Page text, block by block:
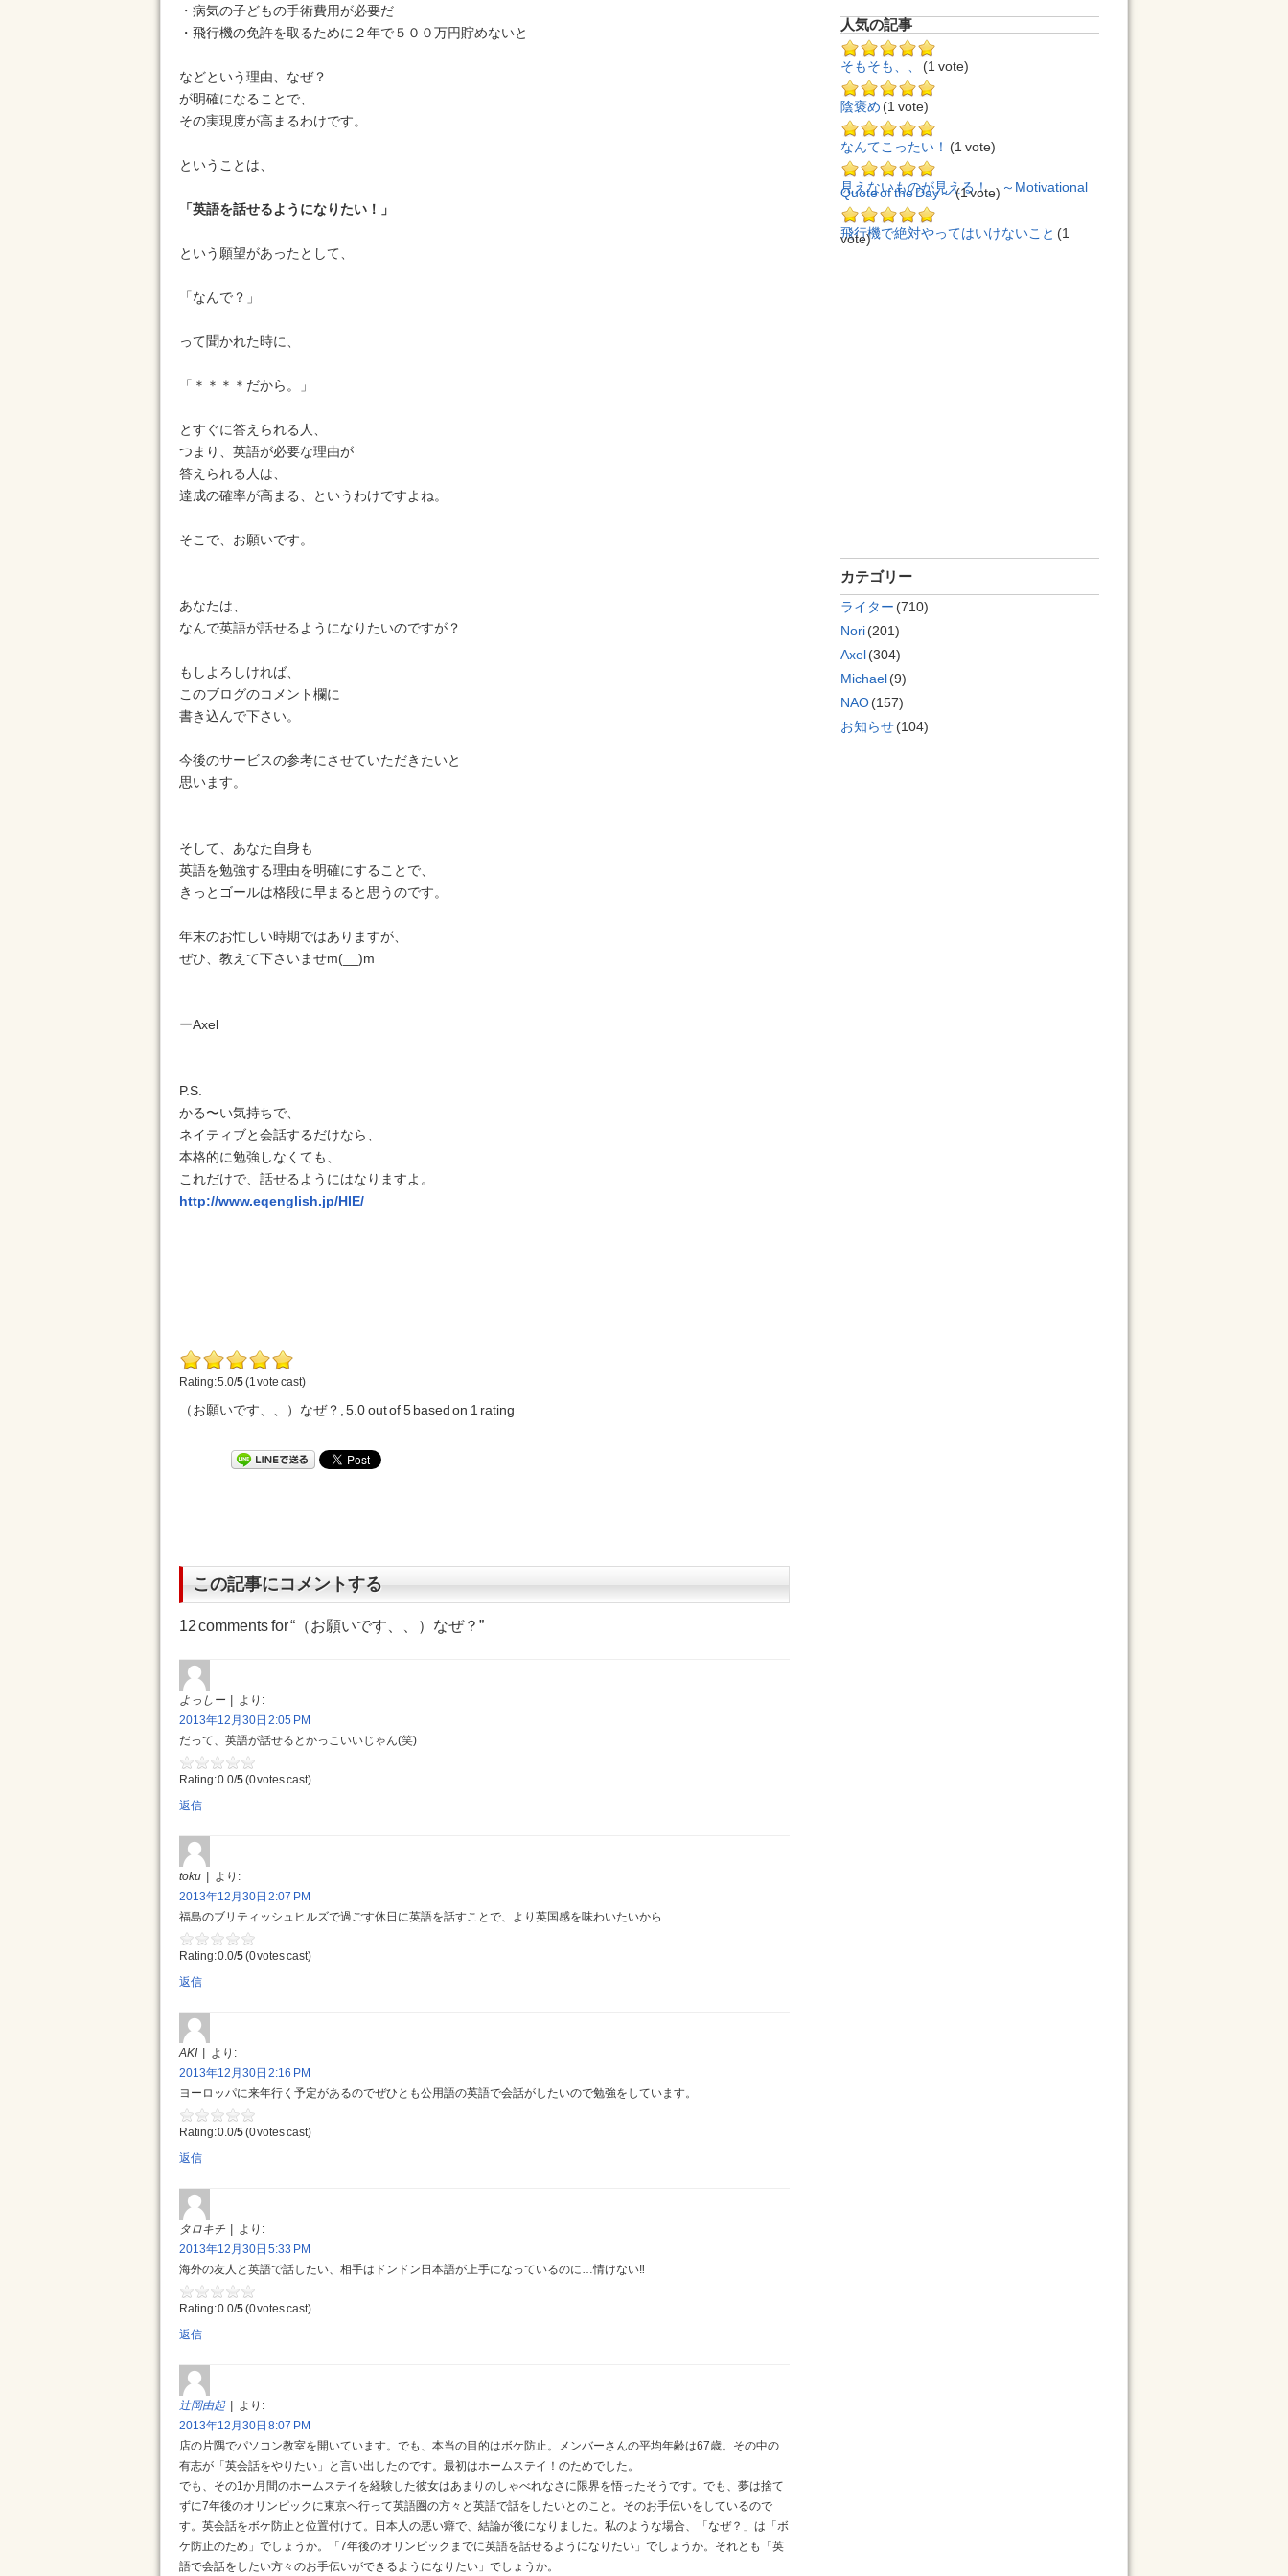
・病気の子どもの手術費用が必要だ
・飛行機の免許を取るために２年で５００万円貯めないと
などという理由、なぜ？
が明確になることで、
その実現度が高まるわけです。
ということは、
「英語を話せるようになりたい！」
という願望があったとして、
「なんで？」
って聞かれた時に、
「＊＊＊＊だから。」
とすぐに答えられる人、
つまり、英語が必要な理由が
答えられる人は、
達成の確率が高まる、というわけですよね。
そこで、お願いです。
あなたは、
なんで英語が話せるようになりたいのですが？
もしよろしければ、
このブログのコメント欄に
書き込んで下さい。
今後のサービスの参考にさせていただきたいと
思います。
そして、あなた自身も
英語を勉強する理由を明確にすることで、
きっとゴールは格段に早まると思うのです。
年末のお忙しい時期ではありますが、
ぜひ、教えて下さいませm(__)m
ーAxel
P.S.
かる〜い気持ちで、
ネイティブと会話するだけなら、
本格的に勉強しなくても、
これだけで、話せるようにはなりますよ。
http://www.eqenglish.jp/HIE/
Rating: 5.0/5(1 vote cast)
（お願いです、、）なぜ？ ,5.0out of5based on 1 rating
この記事にコメントする
12 comments for “ （お願いです、、）なぜ？”
よっしー
より:
2013年12月30日 2:05 PM
だって、英語が話せるとかっこいいじゃん(笑)
Rating: 0.0/5(0 votes cast)
返信
toku
より:
2013年12月30日 2:07 PM
福島のブリティッシュヒルズで過ごす休日に英語を話すことで、より英国感を味わいたいから
Rating: 0.0/5(0 votes cast)
返信
AKI
より:
2013年12月30日 2:16 PM
ヨーロッパに来年行く予定があるのでぜひとも公用語の英語で会話がしたいので勉強をしています。
Rating: 0.0/5(0 votes cast)
返信
タロキチ
より:
2013年12月30日 5:33 PM
海外の友人と英語で話したい、相手はドンドン日本語が上手になっているのに…情けない‼︎
Rating: 0.0/5(0 votes cast)
返信
辻岡由起
より:
2013年12月30日 8:07 PM
店の片隅でパソコン教室を開いています。でも、本当の目的はボケ防止。メンバーさんの平均年齢は67歳。その中の
有志が「英会話をやりたい」と言い出したのです。最初はホームステイ！のためでした。
でも、その1か月間のホームステイを経験した彼女はあまりのしゃべれなさに限界を悟ったそうです。でも、夢は捨て
ずに7年後のオリンピックに東京へ行って英語圏の方々と英語で話をしたいとのこと。そのお手伝いをしているので
す。英会話をボケ防止と位置付けて。日本人の悪い癖で、結論が後になりました。私のような場合、「なぜ？」は「ボ
ケ防止のため」でしょうか。「7年後のオリンピックまでに英語を話せるようになりたい」でしょうか。それとも「英
語で会話をしたい方々のお手伝いができるようになりたい」でしょうか。
人気の記事
そもそも、、 (1 vote)
陰褒め (1 vote)
なんてこったい！ (1 vote)
見えないものが見える！ ～Motivational
Quote of the Day～(1 vote)
飛行機で絶対やってはいけないこと (1
vote)
カテゴリー
ライター (710)
Nori(201)
Axel(304)
Michael(9)
NAO(157)
お知らせ(104)